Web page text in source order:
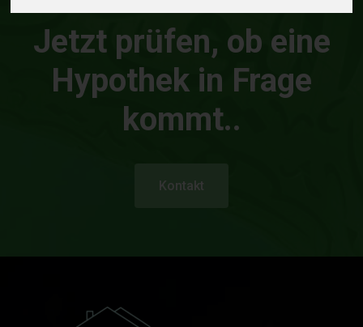
Jetzt prüfen, ob eine
Hypothek in Frage
kommt..
Kontakt